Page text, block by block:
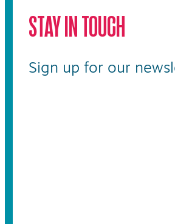
STAY IN TOUCH
Sign up for our